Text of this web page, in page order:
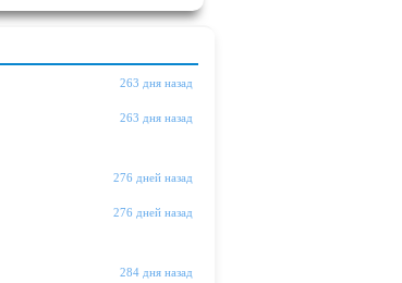
263 дня назад
263 дня назад
276 дней назад
276 дней назад
284 дня назад